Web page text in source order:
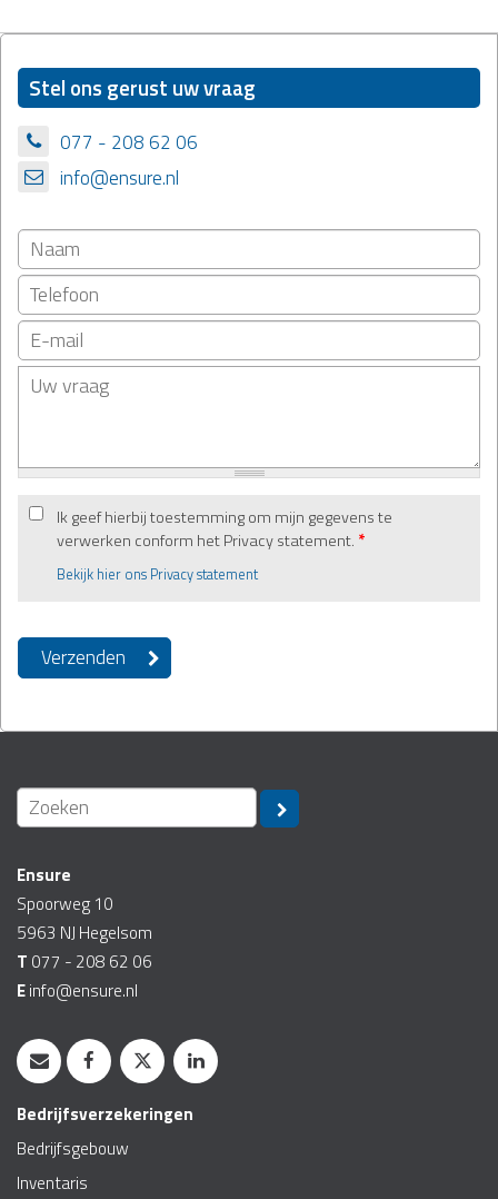
Stel ons gerust uw vraag
077 - 208 62 06
info@ensure.nl
Ik geef hierbij toestemming om mijn gegevens te
verwerken conform het Privacy statement. *
Bekijk hier ons Privacy statement
Ensure
Spoorweg 10
5963 NJ Hegelsom
T 077 - 208 62 06
Einfo@ensure.nl
Bedrijfsverzekeringen
Bedrijfsgebouw
Inventaris